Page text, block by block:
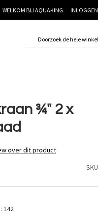
WELKOM BIJ AQUAKING INLOGGEN
¾" 2 x
over dit product
SKU
142